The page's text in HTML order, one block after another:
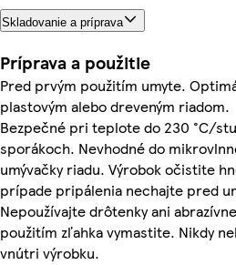
Skladovanie a príprava
Príprava a použitie
Pred prvým použitím umyte.
plastovým alebo dreveným riadom.
Bezpečné pri teplote do 230 °C/
sporákoch. Nevhodné do
umývačky riadu. Výrobok očistite
prípade pripálenia nechajte pred
Nepoužívajte drôtenky ani
použitím zľahka vymastite. Nikdy
vnútri výrobku.